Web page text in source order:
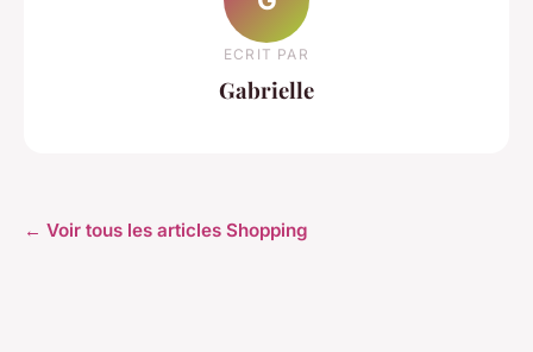
ECRIT PAR
Gabrielle
← Voir tous les articles Shopping